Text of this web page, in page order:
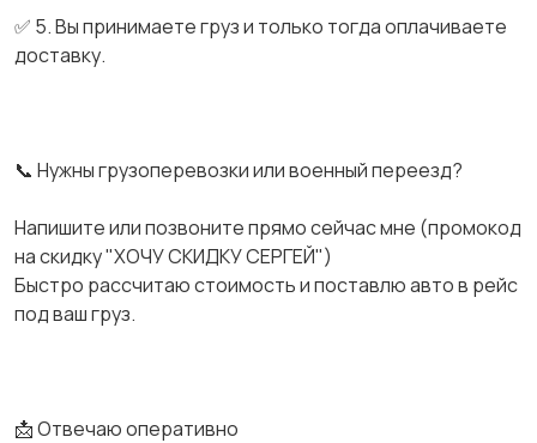
✅ 5. Вы принимаете груз и только тогда оплачиваете
доставку.
📞 Нужны грузоперевозки или военный переезд?
Напишите или позвоните прямо сейчас мне (промокод
на скидку "ХОЧУ СКИДКУ СЕРГЕЙ")
Быстро рассчитаю стоимость и поставлю авто в рейс
под ваш груз.
📩 Отвечаю оперативно